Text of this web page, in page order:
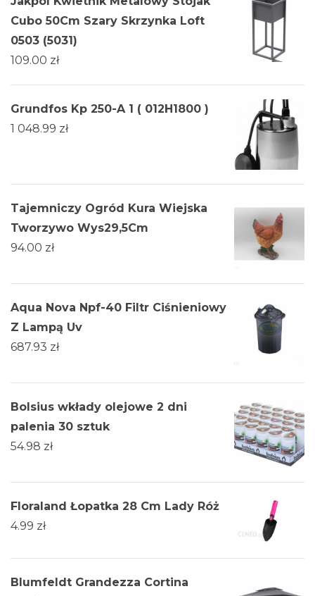
Cubo 50Cm Szary Skrzynka Loft
0503 (5031)
109.00 zł
Grundfos Kp 250-A 1 ( 012H1800 )
1 048.99 zł
Tajemniczy Ogród Kura Wiejska
Tworzywo Wys29,5Cm
94.00 zł
Aqua Nova Npf-40 Filtr Ciśnieniowy
Z Lampą Uv
687.93 zł
Bolsius wkłady olejowe 2 dni
palenia 30 sztuk
54.98 zł
Floraland Łopatka 28 Cm Lady Róż
4.99 zł
Blumfeldt Grandezza Cortina